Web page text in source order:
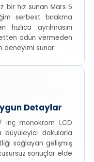
bir hız sunan Mars 5
serbest bırakma
ayrılmasını
ödün vermeden
deneyimi sunar.
Detaylar
inç monokrom LCD
büyüleyici dokularla
sağlayan gelişmiş
sonuçlar elde